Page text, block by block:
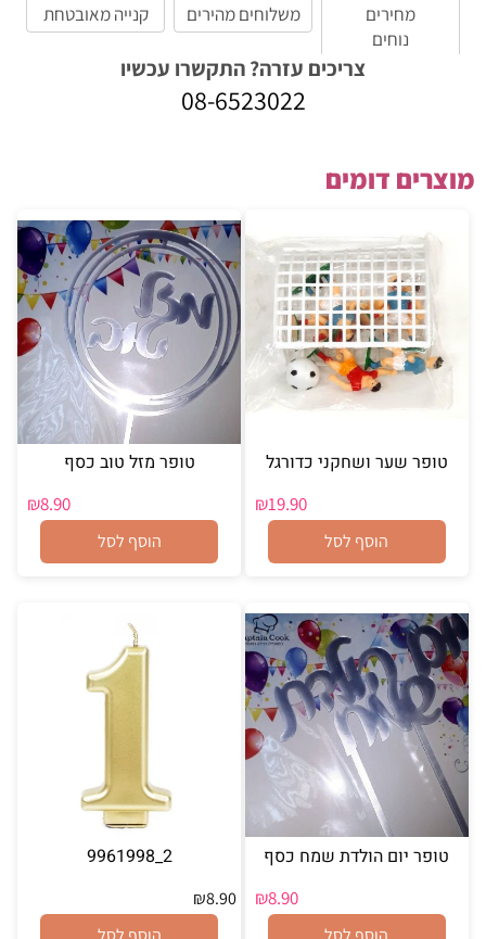
מחירים
נוחים
משלוחים מהירים קנייה מאובטחת
צריכים עזרה? התקשרו עכשיו
08-6523022
מוצרים דומים
טופר שער ושחקני כדורגל
₪19.90
הוסף לסל
טופר מזל טוב כסף
₪8.90
הוסף לסל
טופר יום הולדת שמח כסף
₪8.90
2_9961998
₪8.90